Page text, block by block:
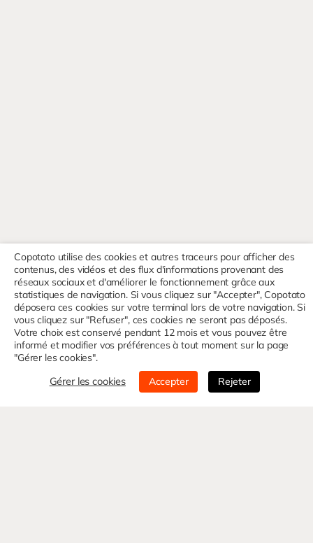
Copotato utilise des cookies et autres traceurs pour afficher des
contenus, des vidéos et des flux d'informations provenant des
réseaux sociaux et d'améliorer le fonctionnement grâce aux
statistiques de navigation. Si vous cliquez sur "Accepter", Copotato
déposera ces cookies sur votre terminal lors de votre navigation. Si
vous cliquez sur "Refuser", ces cookies ne seront pas déposés.
Votre choix est conservé pendant 12 mois et vous pouvez être
informé et modifier vos préférences à tout moment sur la page
"Gérer les cookies".
Gérer les cookies Accepter Rejeter